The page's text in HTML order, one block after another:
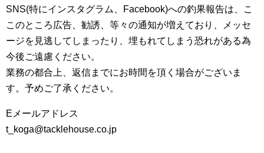
SNS(特にインスタグラム、Facebook)への釣果報告は、こ
このところ広告、勧誘、等々の通知が増えており、メッセ
ージを見逃してしまったり、埋もれてしまう恐れがある為
今後ご遠慮ください。
業務の都合上、返信までにお時間を頂く場合がございま
す。予めご了承ください。
Eメールアドレス
t_koga@tacklehouse.co.jp